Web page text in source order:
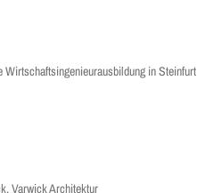
in Steinfurt
Varwick Architektur